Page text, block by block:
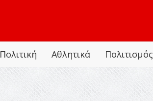
Πολιτική Αθλητικά Πολιτισμός